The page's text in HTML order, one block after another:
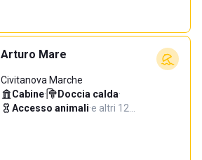
Arturo Mare
Civitanova Marche
Cabine· Doccia calda·
Accesso animali·e altri 12…